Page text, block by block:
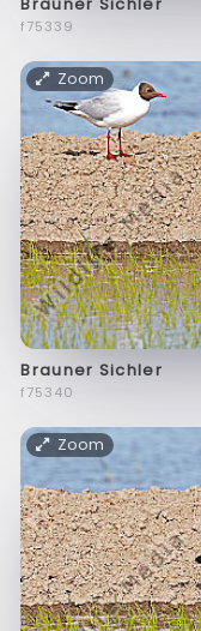
f75339
Zoom
Brauner Sichler
f75340
Zoom